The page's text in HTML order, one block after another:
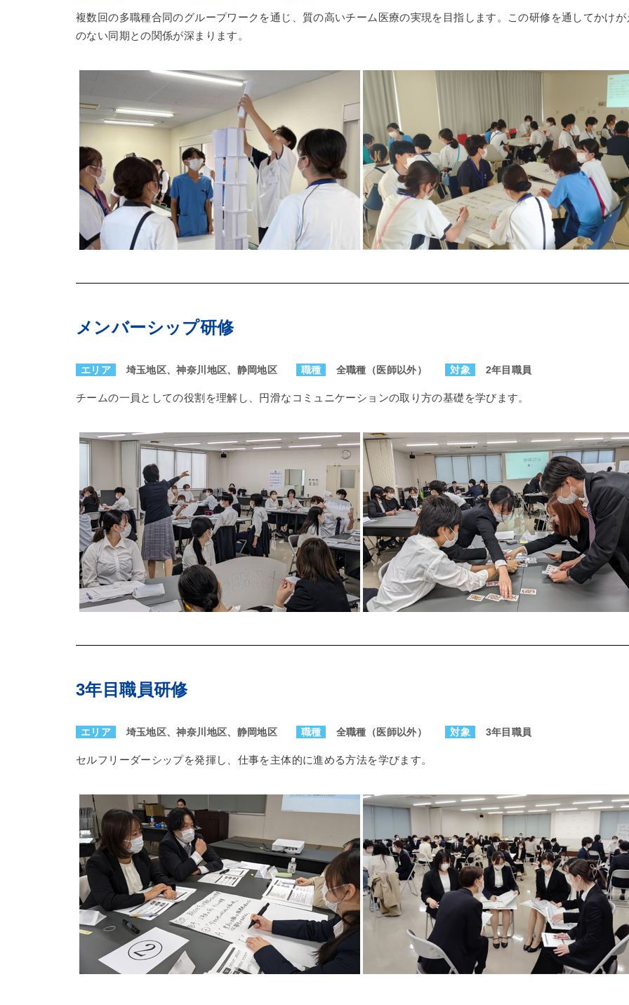
複数回の多職種合同のグループワークを通じ、質の高いチーム医療の実現を目指します。この研修を通してかけが
のない同期との関係が深まります。
メンバーシップ研修
エリア 埼玉地区、神奈川地区、静岡地区 職種 全職種（医師以外） 対象 2年目職員
チームの一員としての役割を理解し、円滑なコミュニケーションの取り方の基礎を学びます。
3年目職員研修
エリア 埼玉地区、神奈川地区、静岡地区 職種 全職種（医師以外） 対象 3年目職員
セルフリーダーシップを発揮し、仕事を主体的に進める方法を学びます。